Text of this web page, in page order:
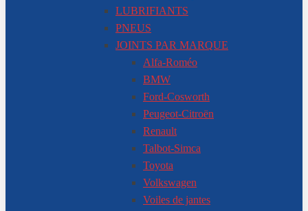
LUBRIFIANTS
PNEUS
JOINTS PAR MARQUE
Alfa-Roméo
BMW
Ford-Cosworth
Peugeot-Citroën
Renault
Talbot-Simca
Toyota
Volkswagen
Voiles de jantes